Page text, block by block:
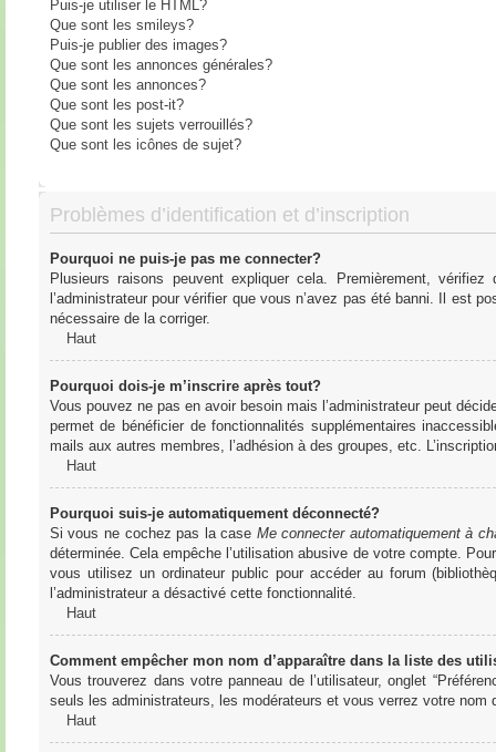
Puis-je utiliser le HTML?
Que sont les smileys?
Puis-je publier des images?
Que sont les annonces générales?
Que sont les annonces?
Que sont les post-it?
Que sont les sujets verrouillés?
Que sont les icônes de sujet?
Problèmes d’identification et d’inscription
Pourquoi ne puis-je pas me connecter?
Plusieurs raisons peuvent expliquer cela. Premièrement,
l’administrateur pour vérifier que vous n’avez pas été banni. Il est
nécessaire de la corriger.
Haut
Pourquoi dois-je m’inscrire après tout?
Vous pouvez ne pas en avoir besoin mais l’administrateur peut
permet de bénéficier de fonctionnalités supplémentaires
mails aux autres membres, l’adhésion à des groupes, etc.
Haut
Pourquoi suis-je automatiquement déconnecté?
Si vous ne cochez pas la case Me connecter automatiquement à
déterminée. Cela empêche l’utilisation abusive de votre compte.
vous utilisez un ordinateur public pour accéder au forum
l’administrateur a désactivé cette fonctionnalité.
Haut
Comment empêcher mon nom d’apparaître dans la liste des
Vous trouverez dans votre panneau de l’utilisateur, onglet
seuls les administrateurs, les modérateurs et vous verrez votre
Haut